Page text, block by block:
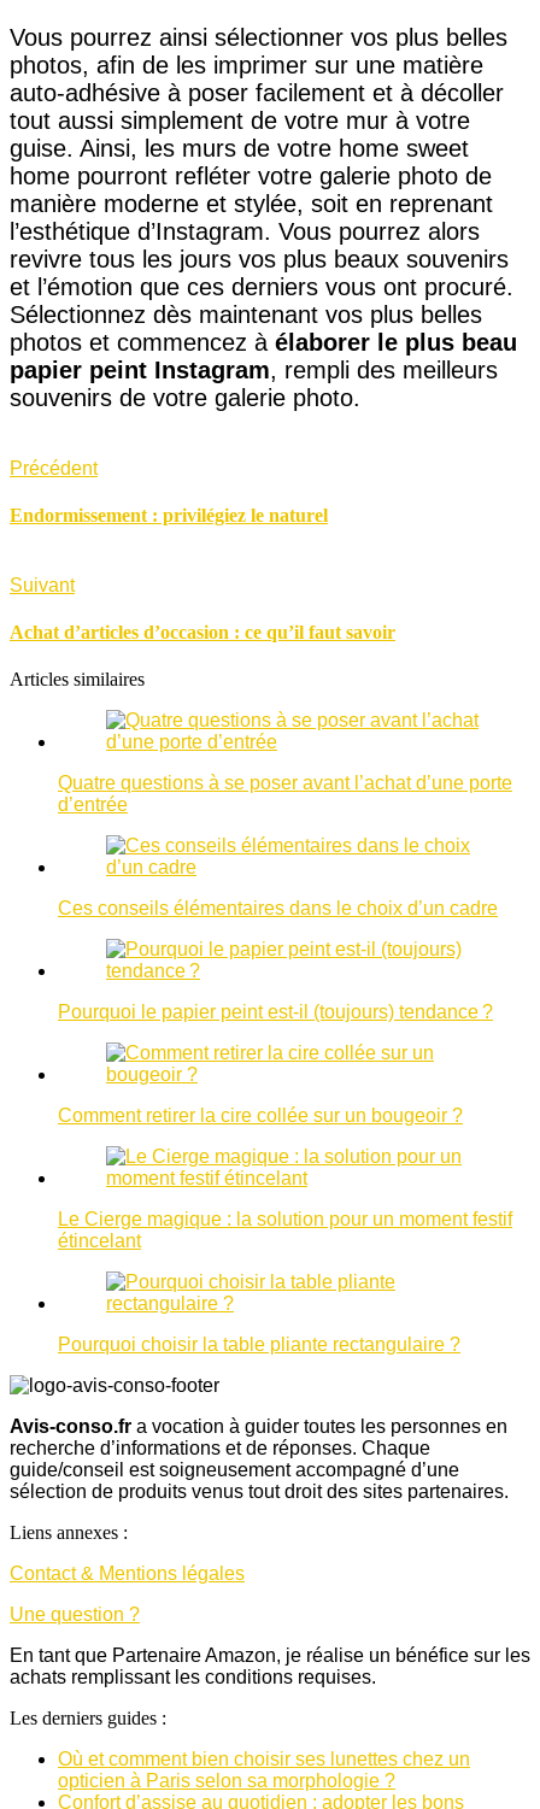
Vous pourrez ainsi sélectionner vos plus belles
photos, afin de les imprimer sur une matière
auto-adhésive à poser facilement et à décoller
tout aussi simplement de votre mur à votre
guise. Ainsi, les murs de votre home sweet
home pourront refléter votre galerie photo de
manière moderne et stylée, soit en reprenant
l’esthétique d’Instagram. Vous pourrez alors
revivre tous les jours vos plus beaux souvenirs
et l’émotion que ces derniers vous ont procuré.
Sélectionnez dès maintenant vos plus belles
photos et commencez à élaborer le plus beau
papier peint Instagram, rempli des meilleurs
souvenirs de votre galerie photo.
Précédent
Endormissement : privilégiez le naturel
Suivant
Achat d’articles d’occasion : ce qu’il faut savoir
Articles similaires
Quatre questions à se poser avant l’achat d’une porte
d’entrée
Ces conseils élémentaires dans le choix d’un cadre
Pourquoi le papier peint est-il (toujours) tendance ?
Comment retirer la cire collée sur un bougeoir ?
Le Cierge magique : la solution pour un moment festif
étincelant
Pourquoi choisir la table pliante rectangulaire ?
Avis-conso.fr a vocation à guider toutes les personnes en
recherche d’informations et de réponses. Chaque
guide/conseil est soigneusement accompagné d’une
sélection de produits venus tout droit des sites partenaires.
Liens annexes :
Contact & Mentions légales
Une question ?
En tant que Partenaire Amazon, je réalise un bénéfice sur les
achats remplissant les conditions requises.
Les derniers guides :
Où et comment bien choisir ses lunettes chez un
opticien à Paris selon sa morphologie ?
Confort d’assise au quotidien : adopter les bons